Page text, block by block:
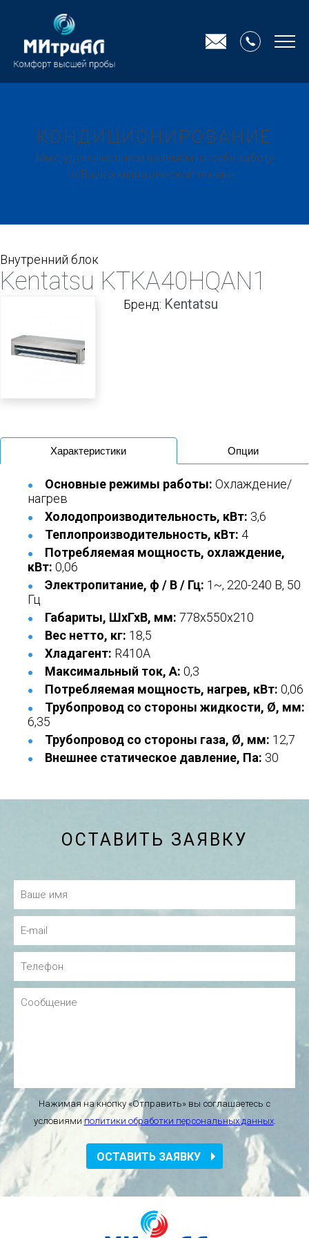
КОНДИЦИОНИРОВАНИЕ
Мы с удовольствием возьмём на себя заботу
о Вашей климатической технике.
Внутренний блок
Kentatsu KTKA40HQAN1
Бренд: Kentatsu
Характеристики Опции
Основные режимы работы: Охлаждение/
нагрев
Холодопроизводительность, кВт: 3,6
Теплопроизводительность, кВт: 4
Потребляемая мощность, охлаждение,
кВт: 0,06
Электропитание, ф / В / Гц: 1~, 220-240 В, 50
Гц
Габариты, ШхГхВ, мм: 778x550x210
Вес нетто, кг: 18,5
Хладагент: R410A
Максимальный ток, А: 0,3
Потребляемая мощность, нагрев, кВт: 0,06
Трубопровод со стороны жидкости, Ø, мм:
6,35
Трубопровод со стороны газа, Ø, мм: 12,7
Внешнее статическое давление, Па: 30
ОСТАВИТЬ ЗАЯВКУ
Нажимая на кнопку «Отправить» вы соглашаетесь с
условиямиполитики обработки персональных данных.
ОСТАВИТЬ ЗАЯВКУ